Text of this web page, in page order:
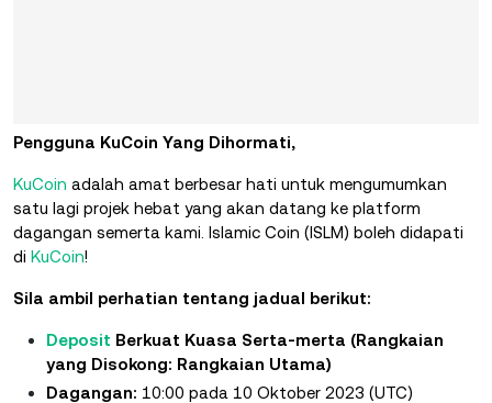
Pengguna KuCoin Yang Dihormati,
KuCoin adalah amat berbesar hati untuk mengumumkan
satu lagi projek hebat yang akan datang ke platform
dagangan semerta kami. Islamic Coin (ISLM) boleh didapati
di KuCoin!
Sila ambil perhatian tentang jadual berikut:
Deposit Berkuat Kuasa Serta-merta (Rangkaian
yang Disokong: Rangkaian Utama)
Dagangan: 10:00 pada 10 Oktober 2023 (UTC)